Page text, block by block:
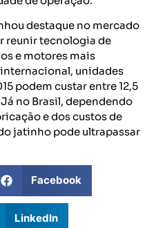
destaque no mercado
reunir tecnologia de
e motores mais
unidades
podem custar entre 12,5
no Brasil, dependendo
e dos custos de
jatinho pode ultrapassar
Facebook
LinkedIn